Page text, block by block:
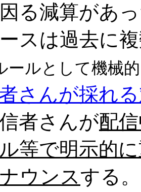
る減算があ
スは過去に
ールとして機械
さんが採れ
者さんが配
等で明示的
ウンスする